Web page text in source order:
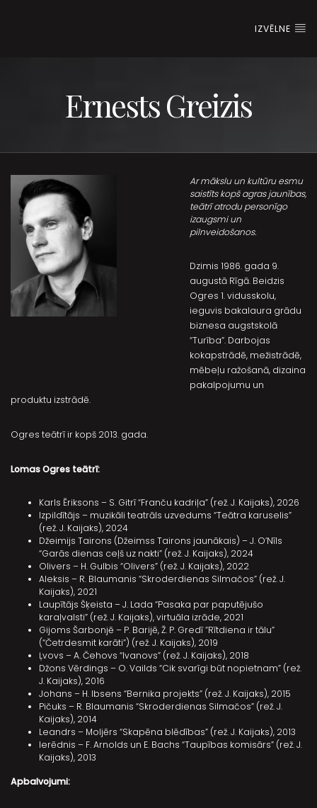
IZVĒLNE
Ernests Greizis
Ar mākslu un kultūru esmu
saistīts kopš agras jaunības,
teātrī atrodu personīgo
izaugsmi un
pilnveidošanos.
Dzimis 1986. gada 9.
augustā Rīgā. Beidzis
Ogres 1. vidusskolu,
ieguvis bakalaura grādu
biznesa augstskolā
“Turība”. Darbojas
kokapstrādē, mežistrādē,
mēbeļu ražošanā, dizaina
pakalpojumu un
produktu izstrādē.
Ogres teātrī ir kopš 2013. gada.
Lomas Ogres teātrī:
Karls Ēriksons – S. Gitrī “Franču kadriļa” (rež. J. Kaijaks), 2026
Izpildītājs – muzikāli teatrāls uzvedums “Teātra karuselis”
(rež. J. Kaijaks), 2024
Džeimijs Tairons (Džeimss Tairons jaunākais) – J. O’Nīls
“Garās dienas ceļš uz nakti” (rež. J. Kaijaks), 2024
Olivers – H. Gulbis “Olivers” (rež. J. Kaijaks), 2022
Aleksis – R. Blaumanis “Skroderdienas Silmačos” (rež. J.
Kaijaks), 2021
Laupītājs Šķeista – J. Lada “Pasaka par paputējušo
karaļvalsti” (rež. J. Kaijaks), virtuāla izrāde, 2021
Gijoms Šarbonjē – P. Barijē, Ž. P. Gredī “Rītdiena ir tālu”
(“Četrdesmit karāti”) (rež. J. Kaijaks), 2019
Ļvovs – A. Čehovs “Ivanovs” (rež. J. Kaijaks), 2018
Džons Vērdings – O. Vailds “Cik svarīgi būt nopietnam” (rež.
J. Kaijaks), 2016
Johans – H. Ibsens “Bernika projekts” (rež. J. Kaijaks), 2015
Pičuks – R. Blaumanis “Skroderdienas Silmačos” (rež. J.
Kaijaks), 2014
Leandrs – Moljērs “Skapēna blēdības” (rež. J. Kaijaks), 2013
Ierēdnis – F. Arnolds un E. Bachs “Taupības komisārs” (rež. J.
Kaijaks), 2013
Apbalvojumi: